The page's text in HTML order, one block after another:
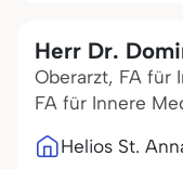
Herr Dr.
Oberarzt, FA für
FA für Innere
Helios St.